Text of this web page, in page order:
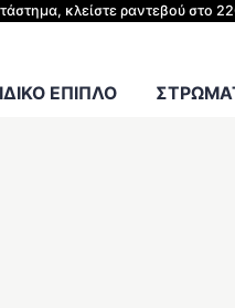
κλείστε ραντεβού στο
ΕΠΙΠΛΟ